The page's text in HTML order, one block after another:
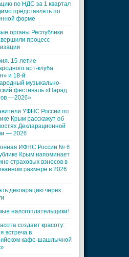
по НДС за 1 квартал
представлять по
форме
органы Республики
процесс
15-летие
арт-клуба
и 18-й
музыкально-
фестиваль «Парад
—2026»
УФНС России по
Крым расскажут об
Декларационной
— 2026
ИФНС России № 6
Крым напоминает
страховых взносов в
размере в 2026
декларацию через
налогоплательщики!
создает красоту:
встреча в
кафе-шашлычной